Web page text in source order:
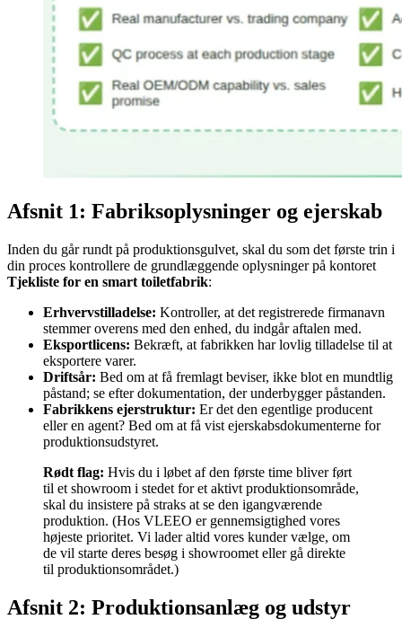
Afsnit 1: Fabriksoplysninger og ejerskab
Inden du går rundt på produktionsgulvet, skal du som det første trin i
din proces kontrollere de grundlæggende oplysninger på kontoret
Tjekliste for en smart toiletfabrik:
Erhvervstilladelse: Kontroller, at det registrerede firmanavn
stemmer overens med den enhed, du indgår aftalen med.
Eksportlicens: Bekræft, at fabrikken har lovlig tilladelse til at
eksportere varer.
Driftsår: Bed om at få fremlagt beviser, ikke blot en mundtlig
påstand; se efter dokumentation, der underbygger påstanden.
Fabrikkens ejerstruktur: Er det den egentlige producent
eller en agent? Bed om at få vist ejerskabsdokumenterne for
produktionsudstyret.
Rødt flag: Hvis du i løbet af den første time bliver ført
til et showroom i stedet for et aktivt produktionsområde,
skal du insistere på straks at se den igangværende
produktion. (Hos VLEEO er gennemsigtighed vores
højeste prioritet. Vi lader altid vores kunder vælge, om
de vil starte deres besøg i showroomet eller gå direkte
til produktionsområdet.)
Afsnit 2: Produktionsanlæg og udstyr